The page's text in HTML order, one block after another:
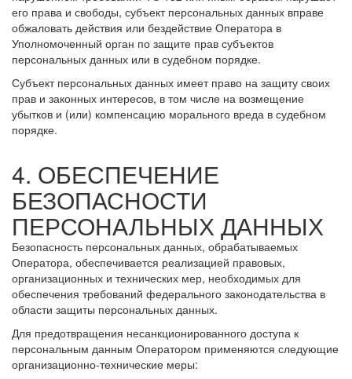
его права и свободы, субъект персональных данных вправе
обжаловать действия или бездействие Оператора в
Уполномоченный орган по защите прав субъектов
персональных данных или в судебном порядке.
Субъект персональных данных имеет право на защиту своих
прав и законных интересов, в том числе на возмещение
убытков и (или) компенсацию морального вреда в судебном
порядке.
4. ОБЕСПЕЧЕНИЕ
БЕЗОПАСНОСТИ
ПЕРСОНАЛЬНЫХ ДАННЫХ
Безопасность персональных данных, обрабатываемых
Оператора, обеспечивается реализацией правовых,
организационных и технических мер, необходимых для
обеспечения требований федерального законодательства в
области защиты персональных данных.
Для предотвращения несанкционированного доступа к
персональным данным Оператором применяются следующие
организационно-технические меры: